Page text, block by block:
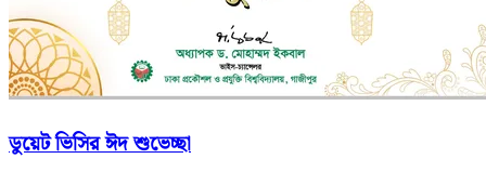
ডুয়েট ভিসির ঈদ শুভেচ্ছা